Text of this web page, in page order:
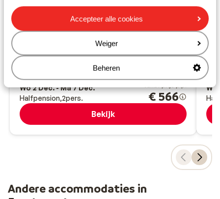
Accepteer alle cookies
Weiger
Beheren
Hotel H10 Ocean Suites
Fuerteventura Spanje
Twee mooie zwembaden
Ruime suites met stijlvolle inrichting
Strand en centrum op loopafstand
In de buurt van natuurpark
Wo 2 Dec. - Ma 7 Dec.
Halfpension 2pers.
vanaf prijs p.p.
€ 566
Bekijk
Wo
Andere accommodaties in